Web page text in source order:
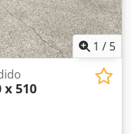
1 / 5
x 510